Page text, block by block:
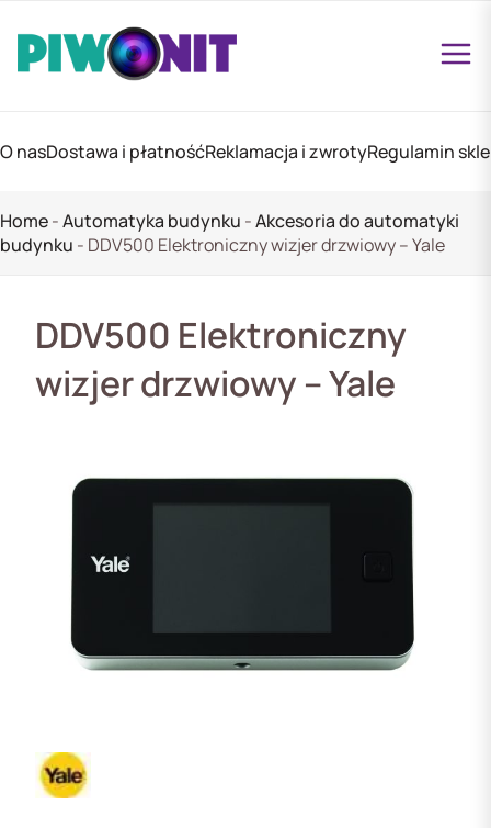
O nasDostawa i płatnośćReklamacja i zwrotyRegulamin
Home-Automatyka budynku -Akcesoria do automatyki
budynku - DDV500 Elektroniczny wizjer drzwiowy – Yale
DDV500 Elektroniczny
wizjer drzwiowy – Yale